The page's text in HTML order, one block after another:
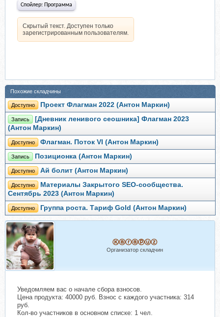
Спойлер: Программа
Скрытый текст. Доступен только
зарегистрированным пользователям.
Похожие складчины
Доступно Проект Флагман 2022 (Антон Маркин)
Запись
[Дневник ленивого сеошника] Флагман 2023
(Антон Маркин)
Доступно Флагман. Поток VI (Антон Маркин)
Запись Позиционка (Антон Маркин)
Доступно Ай болит (Антон Маркин)
Доступно
Материалы Закрытого SEO-сообщества.
Сентябрь 2023 (Антон Маркин)
Доступно Группа роста. Тариф Gold (Антон Маркин)
Ⓚⓐⓡⓐⓟⓤⓩ
Организатор складчин
Уведомляем вас о начале сбора взносов.
Цена продукта: 40000 руб. Взнос с каждого участника: 314
руб.
Кол-во участников в основном списке: 1 чел.